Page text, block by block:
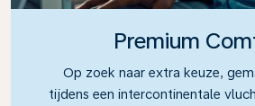
Premium
Op zoek naar extra keuze,
tijdens een intercontinentale